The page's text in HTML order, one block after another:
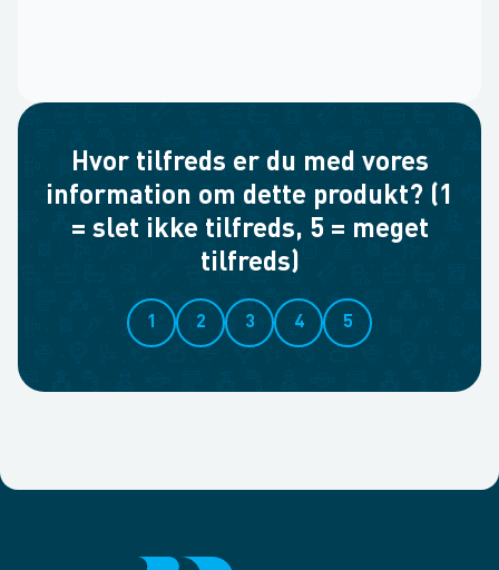
Hvor tilfreds er du med vores
information om dette produkt? (1
= slet ikke tilfreds, 5 = meget
tilfreds)
1 2 3 4 5